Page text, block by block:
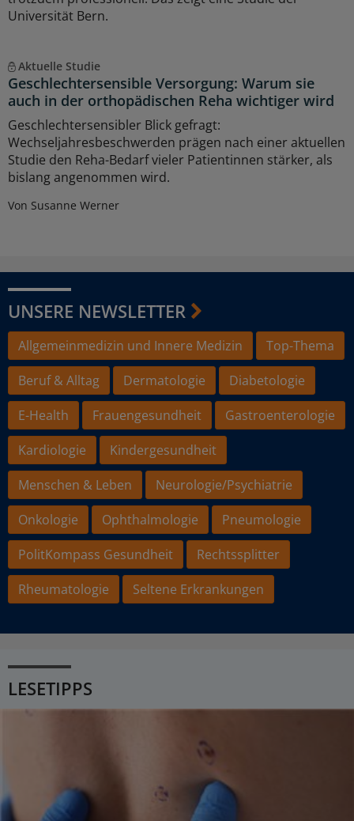
Universität Bern.
Aktuelle Studie
Geschlechtersensible Versorgung: Warum sie
auch in der orthopädischen Reha wichtiger wird
Geschlechtersensibler Blick gefragt:
Wechseljahresbeschwerden prägen nach einer aktuellen
Studie den Reha-Bedarf vieler Patientinnen stärker, als
bislang angenommen wird.
Von Susanne Werner
UNSERE NEWSLETTER
Allgemeinmedizin und Innere Medizin
Top-Thema
Beruf & Alltag
Dermatologie
Diabetologie
E-Health
Frauengesundheit
Gastroenterologie
Kardiologie
Kindergesundheit
Menschen & Leben
Neurologie/Psychiatrie
Onkologie
Ophthalmologie
Pneumologie
PolitKompass Gesundheit
Rechtssplitter
Rheumatologie
Seltene Erkrankungen
LESETIPPS